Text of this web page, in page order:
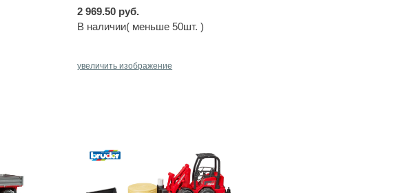
2 969.50 руб.
В наличии( меньше 50шт. )
увеличить изображение